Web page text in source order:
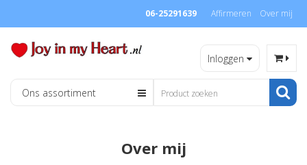
06-25291639 Affirmeren Over mij
Inloggen
Ons assortiment
Over mij